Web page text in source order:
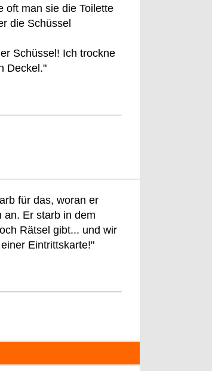
oft man sie die Toilette
die Schüssel
Schüssel! Ich trockne
Deckel."
für das, woran er
an. Er starb in dem
Rätsel gibt... und wir
Eintrittskarte!"